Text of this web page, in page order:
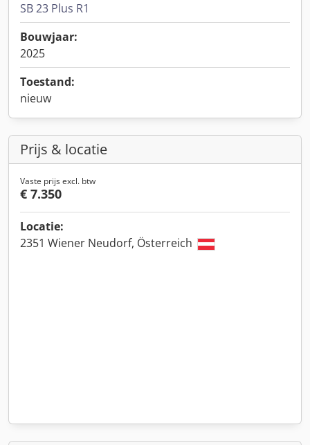
SB 23 Plus R1
Bouwjaar:
2025
Toestand:
nieuw
Prijs & locatie
Vaste prijs excl. btw
€ 7.350
Locatie:
2351 Wiener Neudorf, Österreich